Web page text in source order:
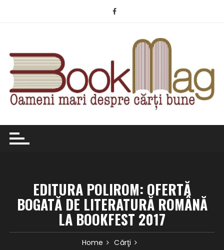
EDITURA POLIROM: OFERTĂ
BOGATĂ DE LITERATURĂ ROMÂNĂ
LA BOOKFEST 2017
Home
Cărţi